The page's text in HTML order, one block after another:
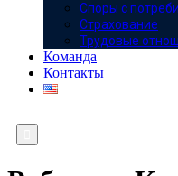
Споры с
Страхование
Трудовые
Команда
Контакты